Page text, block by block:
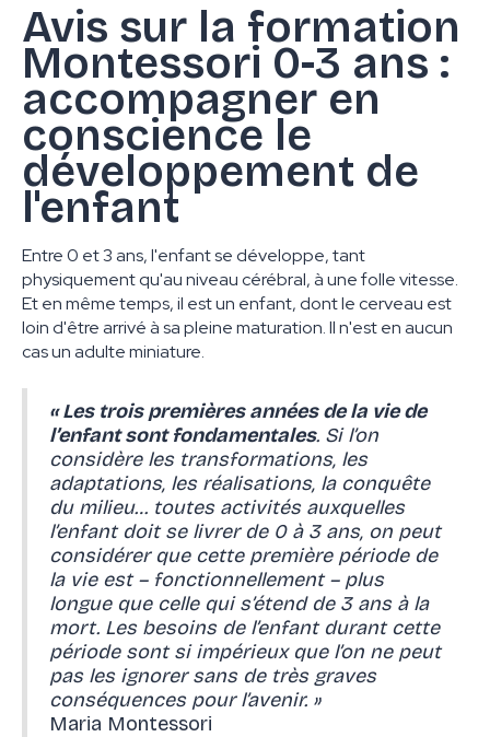
Avis sur la formation
Montessori 0-3 ans :
accompagner en
conscience le
développement de
l'enfant
Entre 0 et 3 ans, l'enfant se développe, tant
physiquement qu'au niveau cérébral, à une folle vitesse.
Et en même temps, il est un enfant, dont le cerveau est
loin d'être arrivé à sa pleine maturation. Il n'est en aucun
cas un adulte miniature.
« Les trois premières années de la vie de
l’enfant sont fondamentales. Si l’on
considère les transformations, les
adaptations, les réalisations, la conquête
du milieu… toutes activités auxquelles
l’enfant doit se livrer de 0 à 3 ans, on peut
considérer que cette première période de
la vie est – fonctionnellement – plus
longue que celle qui s’étend de 3 ans à la
mort. Les besoins de l’enfant durant cette
période sont si impérieux que l’on ne peut
pas les ignorer sans de très graves
conséquences pour l’avenir. »
Maria Montessori